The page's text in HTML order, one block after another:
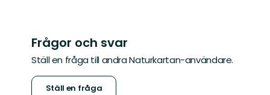
Frågor och svar
Ställ en fråga till andra Naturkartan-användare.
Ställ en fråga